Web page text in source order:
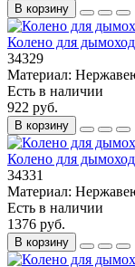
В корзину
Колено для
34329
Материал:
Есть в наличии
922 руб.
В корзину
Колено для
34331
Материал:
Есть в наличии
1376 руб.
В корзину